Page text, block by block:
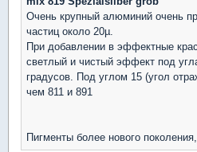
Очень крупный алюминий очень
частиц около 20µ.
При добавлении в эффектные
светлый и чистый эффект под
градусов. Под углом 15 (угол
чем 811 и 891
Пигменты более нового